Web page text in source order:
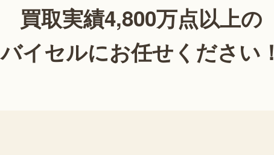
買取実績4,800万点以上の
バイセルにお任せください！